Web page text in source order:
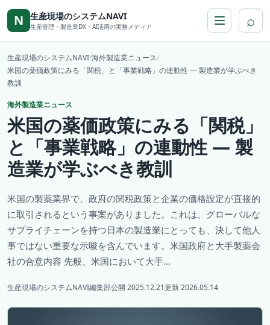
本文へ移動
N 生産現場のシステムNAVI
生産管理・製造業DX・AI活用の実務メディア ⌕
生産現場のシステムNAVI/海外製造業ニュース/
米国の薬価政策にみる「関税」と「事業戦略」の連動性 ― 製造業が学ぶべき
教訓
海外製造業ニュース
米国の薬価政策にみる「関税」
と「事業戦略」の連動性 ― 製
造業が学ぶべき教訓
米国の製薬業界で、政府の関税政策と企業の価格設定が直接的
に取引されるという事案がありました。これは、グローバルな
サプライチェーンを持つ日本の製造業にとっても、決して他人
事ではない重要な示唆を含んでいます。米国政府と大手製薬会
社の合意内容 先般、米国において大手...
生産現場のシステムNAVI編集部公開 2025.12.21更新 2026.05.14